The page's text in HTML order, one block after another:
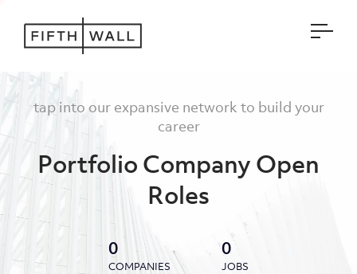
tap into our expansive network to build your
career
Portfolio Company Open
Roles
0
COMPANIES
0
JOBS